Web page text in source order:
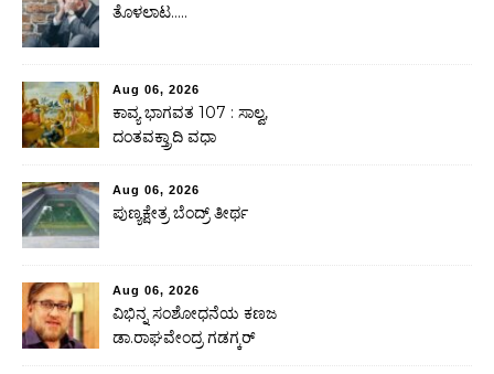
ತೊಳಲಾಟ…..
Aug 06, 2026
ಕಾವ್ಯ ಭಾಗವತ 107 : ಸಾಲ್ವ,
ದಂತವಕ್ತ್ರಾದಿ ವಧಾ
Aug 06, 2026
ಪುಣ್ಯಕ್ಷೇತ್ರ ಬೆಂದ್ರ್ ತೀರ್ಥ
Aug 06, 2026
ವಿಭಿನ್ನ ಸಂಶೋಧನೆಯ ಕಣಜ
ಡಾ.ರಾಘವೇಂದ್ರ ಗಡಗ್ಕರ್